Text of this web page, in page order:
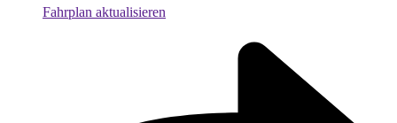
Fahrplan aktualisieren